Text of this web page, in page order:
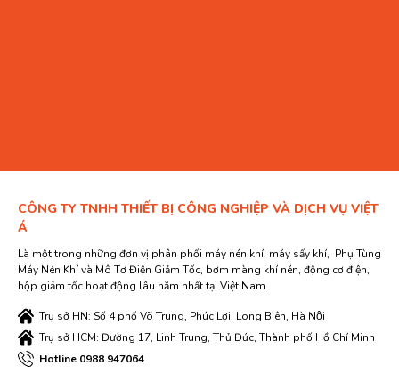
CÔNG TY TNHH THIẾT BỊ CÔNG NGHIỆP VÀ DỊCH VỤ VIỆT
Á
Là một trong những đơn vị phân phối máy nén khí, máy sấy khí, Phụ Tùng
Máy Nén Khí và Mô Tơ Điện Giảm Tốc, bơm màng khí nén, động cơ điện,
hộp giảm tốc hoạt động lâu năm nhất tại Việt Nam.
Trụ sở HN: Số 4 phố Võ Trung, Phúc Lợi, Long Biên, Hà Nội
Trụ sở HCM: Đường 17, Linh Trung, Thủ Đức, Thành phố Hồ Chí Minh
Hotline 0988 947064